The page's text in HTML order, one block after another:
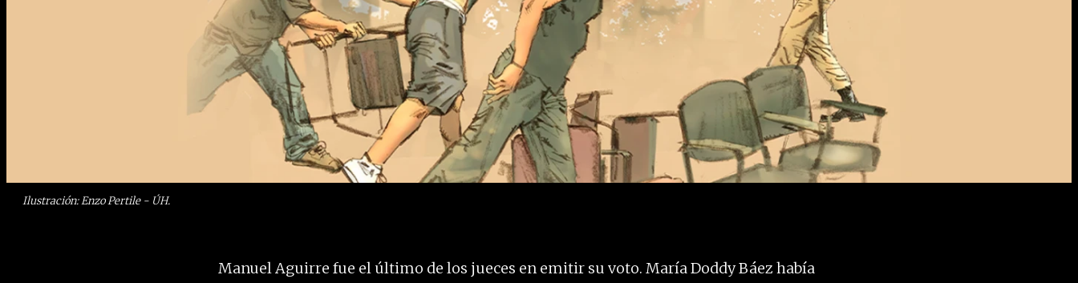
Ilustración: Enzo Pertile - ÚH.
Manuel Aguirre fue el último de los jueces en emitir su voto. María Doddy Báez había